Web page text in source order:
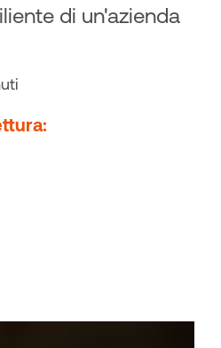
di un'azienda